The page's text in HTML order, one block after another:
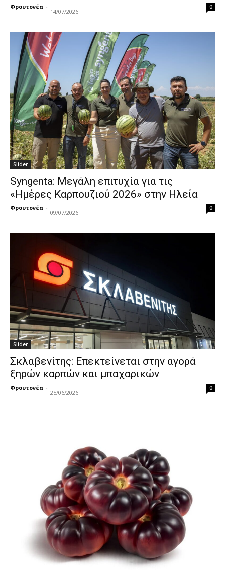
Φρουτονέα -
14/07/2026
0
Slider
Syngenta: Μεγάλη επιτυχία για τις
«Ημέρες Καρπουζιού 2026» στην Ηλεία
Φρουτονέα -
09/07/2026
0
Slider
Σκλαβενίτης: Επεκτείνεται στην αγορά
ξηρών καρπών και μπαχαρικών
Φρουτονέα -
25/06/2026
0